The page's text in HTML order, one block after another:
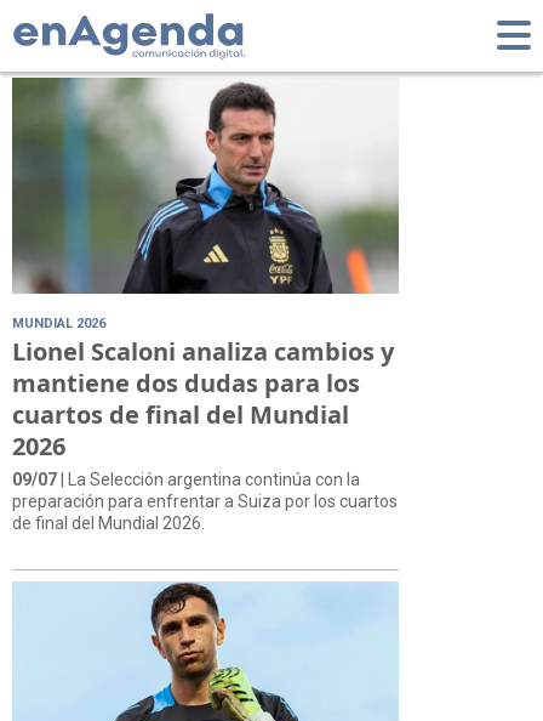
Tag: Kansas City
MUNDIAL 2026
Lionel Scaloni analiza cambios y
mantiene dos dudas para los
cuartos de final del Mundial
2026
09/07 | La Selección argentina continúa con la
preparación para enfrentar a Suiza por los cuartos
de final del Mundial 2026.